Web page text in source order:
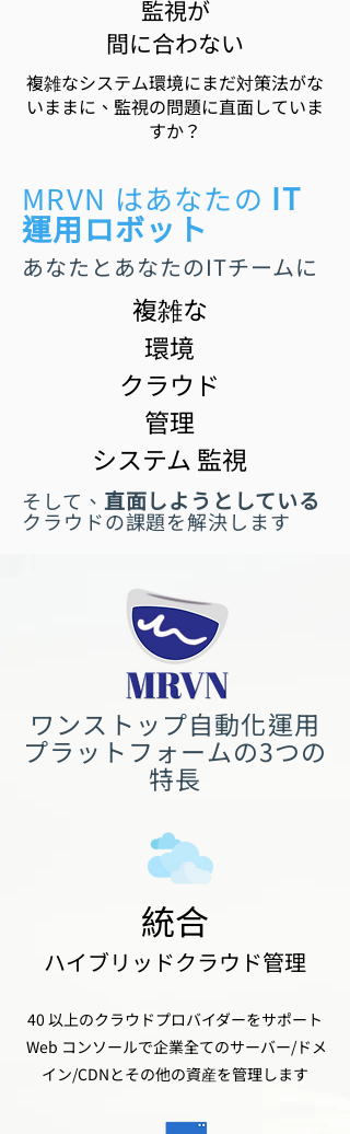
監視が
間に合わない
複雑なシステム環境にまだ対策法がな
いままに、監視の問題に直面していま
すか？
​MRVN はあなたの IT
運用ロボット
あなたとあなたのITチームに
​複雑な
環境
​クラウド
管理
​システム 監視
そして、 直面しようとしている
クラウドの課題を解決します
ワンストップ自動化運用
プラットフォームの3つの
特長
​統合
ハイブリッドクラウド管理
40 以上のクラウドプロバイダーをサポート
Web コンソールで企業全てのサーバー/ドメ
イン/CDNとその他の資産を管理します